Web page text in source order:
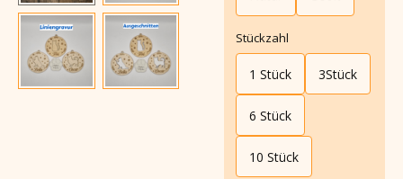
Stückzahl
1 Stück 3Stück
6 Stück
10 Stück